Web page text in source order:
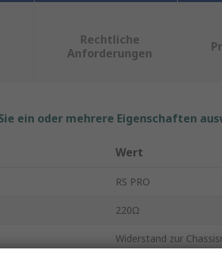
Rechtliche
Anforderungen
ein oder mehrere Eigenschaften
Wert
RS PRO
220Ω
Widerstand zur